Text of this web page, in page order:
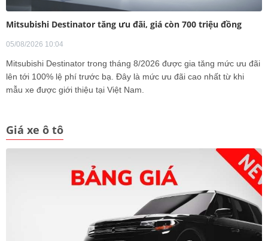
Mitsubishi Destinator tăng ưu đãi, giá còn 700 triệu đồng
05/08/2026 10:04
Mitsubishi Destinator trong tháng 8/2026 được gia tăng mức ưu đãi
lên tới 100% lệ phí trước bạ. Đây là mức ưu đãi cao nhất từ khi
mẫu xe được giới thiệu tại Việt Nam.
Giá xe ô tô